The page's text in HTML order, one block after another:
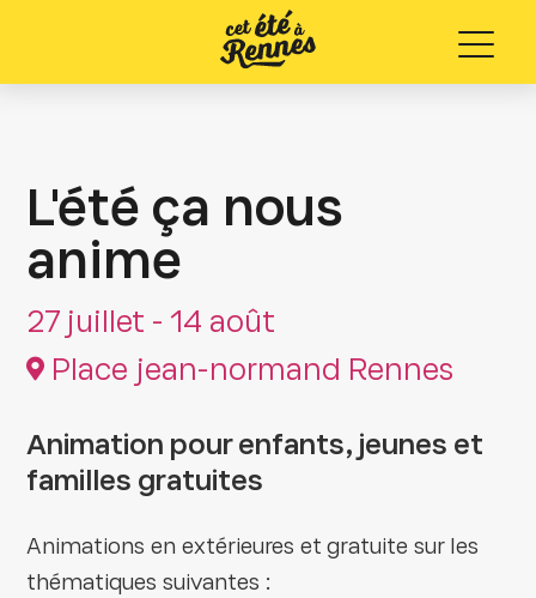
Menu
L'été ça nous
anime
27 juillet - 14 août
Place jean-normand Rennes
Animation pour enfants, jeunes et
familles gratuites
Animations en extérieures et gratuite sur les
thématiques suivantes :